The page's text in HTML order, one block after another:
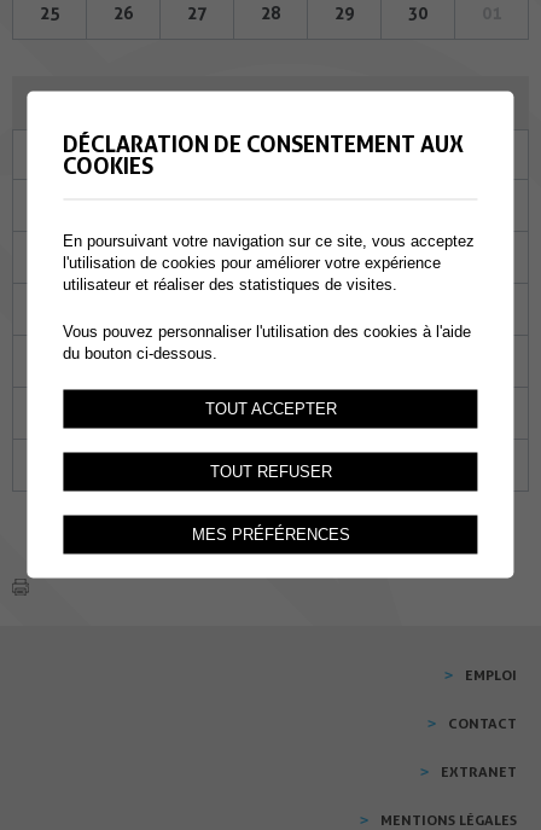
25 26 27 28 29 30
Ma Me Je Ve Sa
03 04 05 06 07
17 18
26 27
02
EMPLOI
CONTACT
EXTRANET
MENTIONS LÉGALES
DÉCLARATION DE CONSENTEMENT AUX
COOKIES
En poursuivant votre navigation sur ce site, vous acceptez
l'utilisation de cookies pour améliorer votre expérience
utilisateur et réaliser des statistiques de visites.
Vous pouvez personnaliser l'utilisation des cookies à l'aide
du bouton ci-dessous.
TOUT ACCEPTER
TOUT REFUSER
MES PRÉFÉRENCES